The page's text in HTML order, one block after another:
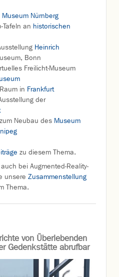
Museum Nürnberg
Tafeln an historischen
Heinrich
Bonn
Freilicht-Museum
in Frankfurt
der
Neubau des Museum
zu diesem Thema.
bei Augmented-Reality-
unsere Zusammenstellung
Thema.
von Überlebenden
Gedenkstätte abrufbar